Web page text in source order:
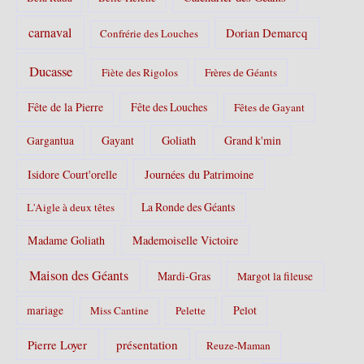
carnaval Confrérie des Louches Dorian Demarcq
Ducasse Fiète des Rigolos Frères de Géants
Fête de la Pierre Fête des Louches Fêtes de Gayant
Gargantua Gayant Goliath Grand k'min
Isidore Court'orelle Journées du Patrimoine
L'Aigle à deux têtes La Ronde des Géants
Madame Goliath Mademoiselle Victoire
Maison des Géants Mardi-Gras Margot la fileuse
mariage Miss Cantine Pelette Pelot
Pierre Loyer présentation Reuze-Maman